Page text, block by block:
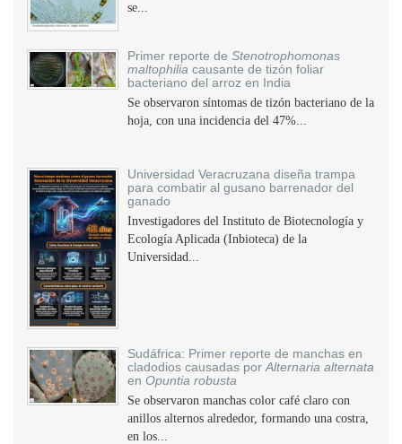
se...
Primer reporte de Stenotrophomonas
maltophilia causante de tizón foliar
bacteriano del arroz en India
Se observaron síntomas de tizón bacteriano de la
hoja, con una incidencia del 47%...
Universidad Veracruzana diseña trampa
para combatir al gusano barrenador del
ganado
Investigadores del Instituto de Biotecnología y
Ecología Aplicada (Inbioteca) de la
Universidad...
Sudáfrica: Primer reporte de manchas en
cladodios causadas por Alternaria alternata
en Opuntia robusta
Se observaron manchas color café claro con
anillos alternos alrededor, formando una costra,
en los...